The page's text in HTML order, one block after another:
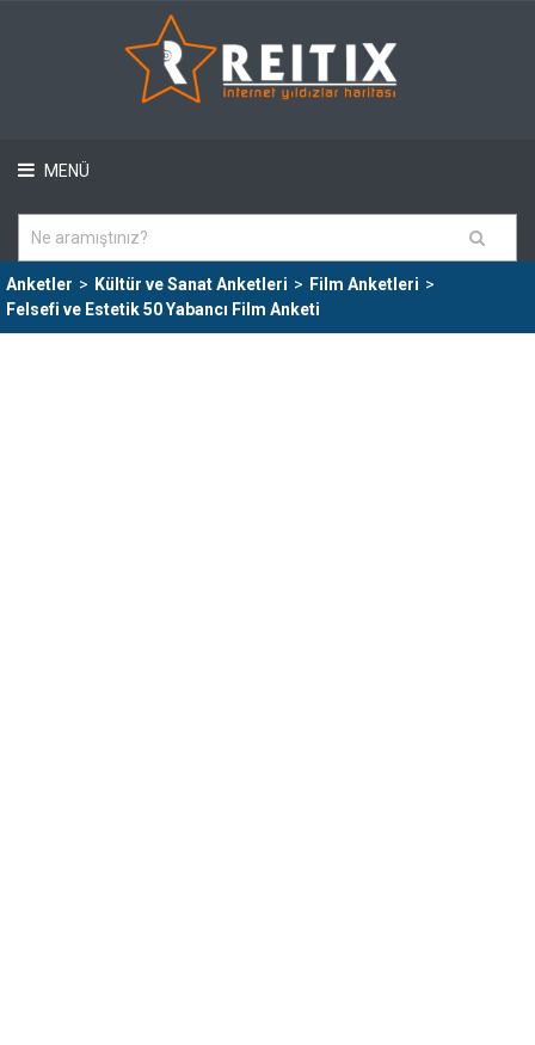
MENÜ
Anketler > Kültür ve Sanat Anketleri > Film Anketleri >
Felsefi ve Estetik 50 Yabancı Film Anketi